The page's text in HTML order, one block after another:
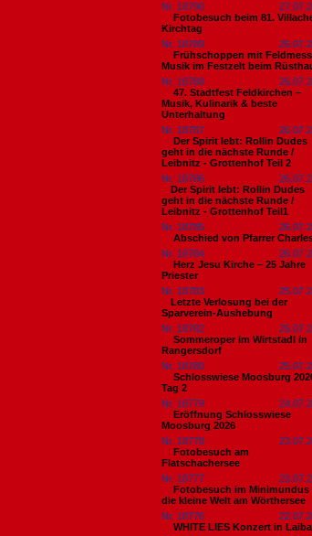
Nr. 18790
Fotobesuch beim 81.
Kirchtag
Nr. 18789
Frühschoppen mit
Musik im Festzelt beim
Nr. 18788
47. Stadtfest Feldkirchen –
Musik, Kulinarik & beste
Unterhaltung
Nr. 18787
Der Spirit lebt: Rollin Dudes
geht in die nächste Runde /
Leibnitz - Grottenhof Teil 2
Nr. 18786
​Der Spirit lebt: Rollin Dudes
geht in die nächste Runde /
Leibnitz - Grottenhof Teil1
Nr. 18785
Abschied von Pfarrer
Nr. 18784
Herz Jesu Kirche – 25 Jahre
Priester
Nr. 18783
​Letzte Verlosung bei der
Sparverein-Aushebung
Nr. 18782
Sommeroper im Wirtstadl in
Rangersdorf
Nr. 18780
Schlosswiese Moosburg
Tag 2
Nr. 18779
Eröffnung Schlosswiese
Moosburg 2026
Nr. 18778
Fotobesuch am
Flatschachersee
Nr. 18777
Fotobesuch im Minimundus
die kleine Welt am Wörthersee
Nr. 18776
WHITE LIES Konzert in